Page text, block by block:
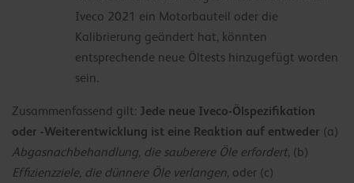
Iveco 2021 ein Motorbauteil oder die
Kalibrierung geändert hat, könnten
entsprechende neue Öltests hinzugefügt worden
sein.
Zusammenfassend gilt: Jede neue Iveco-Ölspezifikation
oder -Weiterentwicklung ist eine Reaktion auf entweder (a)
Abgasnachbehandlung, die sauberere Öle erfordert, (b)
Effizienzziele, die dünnere Öle verlangen, oder (c)